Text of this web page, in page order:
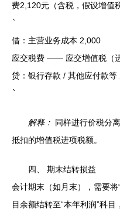
费2,120元（含税，假设增值
`
借：主营业务成本 2,000
应交税费 —— 应交增值税（
贷：银行存款 / 其他应付款等
`
解释： 同样进行价税分
抵扣的增值税进项税额。
四、 期末结转损益
会计期末（如月末），需要将
目余额结转至“本年利润”科目